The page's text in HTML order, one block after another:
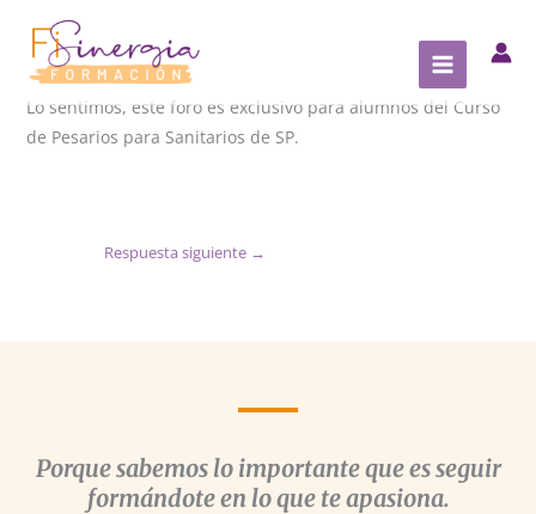
contenido
Lo sentimos, este foro es exclusivo para alumnos del Curso
de Pesarios para Sanitarios de SP.
Respuesta siguiente →
Porque sabemos lo importante que es seguir
formándote en lo que te apasiona.